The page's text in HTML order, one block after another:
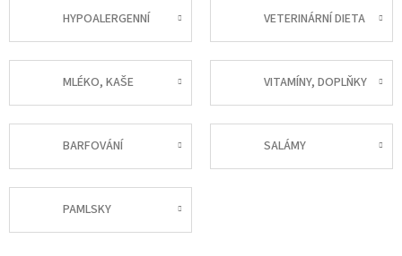
HYPOALERGENNÍ VETERINÁRNÍ DIETA
MLÉKO, KAŠE VITAMÍNY, DOPLŇKY
BARFOVÁNÍ SALÁMY
PAMLSKY